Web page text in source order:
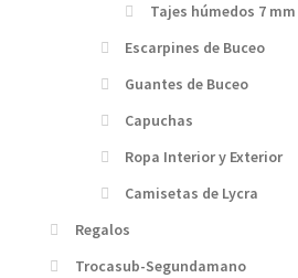
Tajes húmedos 7 mm
Escarpines de Buceo
Guantes de Buceo
Capuchas
Ropa Interior y Exterior
Camisetas de Lycra
Regalos
Trocasub-Segundamano